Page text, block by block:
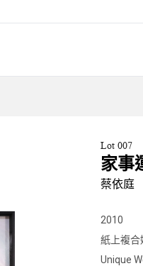
Lot 007
家事
蔡依庭
2010
紙上複合
Unique